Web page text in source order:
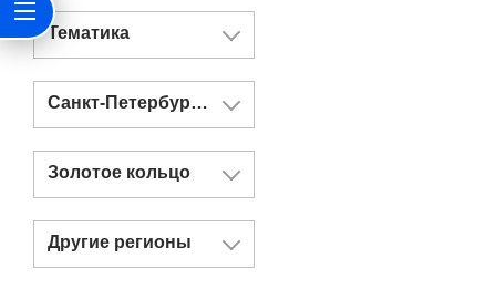
Тематика
Санкт-Петербург и Казань
Золотое кольцо
Другие регионы